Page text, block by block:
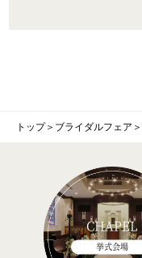
トップ＞ ブライダルフェア ＞
CHAPEL
挙式会場